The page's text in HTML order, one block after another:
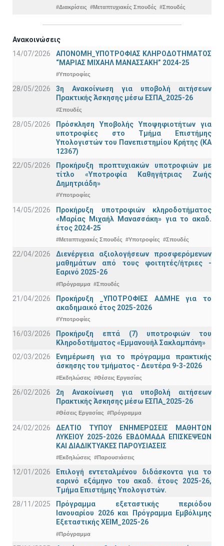
#Διακρίσεις #Μεταπτυχιακές Σπουδές #Σπουδές
Ανακοινώσεις
14/07/2026
ΑΠΟΝΟΜΗ_ΥΠΟΤΡΟΦΙΑΣ ΚΛΗΡΟΔΟΤΗΜΑΤΟΣ
“ΜΑΡΙΑΣ ΜΙΧΑΗΛ ΜΑΝΑΣΣΑΚΗ” 2024-25
#Υποτροφίες
28/05/2026
3η Ανακοίνωση για υποβολή αιτήσεων
Πρακτικής Άσκησης μέσω ΕΣΠΑ_2025-26
#Σπουδές
28/05/2026
Πρόσκληση Υποβολής Υποψηφιοτήτων για
υποτροφίες στο Τμήμα Επιστήμης
Υπολογιστών του Πανεπιστημίου Κρήτης (ΚΑ
12367)
22/05/2026
Προκήρυξη προπτυχιακών υποτροφιών με
τίτλο «Υποτροφία Καθηγήτριας Ζωής
Δημητριάδη»
#Υποτροφίες
14/05/2026
Προκήρυξη υποτροφιών κληροδοτήματος
«Μαρίας Μιχαήλ Μανασσάκη» για το ακαδ.
έτος 2024-25
#Μεταπτυχιακές Σπουδές #Υποτροφίες #Σπουδές
22/04/2026
Διενέργεια αξιολογήσεων προσφερόμενων
μαθημάτων από τους φοιτητές/ήτριες -
Εαρινό 2025-26
#Πρόγραμμα #Σπουδές
21/04/2026
Προκήρυξη _ΥΠΟΤΡΟΦΙΕΣ ΑΔΜΗΕ για το
ακαδημαικό έτος 2025-2026
#Υποτροφίες
16/03/2026
Προκήρυξη επτά (7) υποτροφιών του
Κληροδοτήματος «Εμμανουήλ Σακλαμπάνη»
02/03/2026
Ενημέρωση για το πρόγραμμα πρακτικής
άσκησης του τμήματος - Δευτέρα 9-3-2026
#Εκδηλώσεις #Θέσεις Εργασίας
26/02/2026
2η Ανακοίνωση για υποβολή αιτήσεων
Πρακτικής Άσκησης μέσω ΕΣΠΑ_2025-26
#Θέσεις Εργασίας #Πρόγραμμα
24/02/2026
ΔΕΛΤΙΟ ΤΥΠΟΥ ΕΝΗΜΕΡΩΣΕΙΣ ΜΑΘΗΤΩΝ
ΛΥΚΕΙΟΥ 2025-2026 ΕΒΔΟΜΑΔΑ ΕΠΙΣΚΕΨΕΩΝ
ΚΑΙ ΔΙΑΔΙΚΤΥΑΚΕΣ ΠΑΡΟΥΣΙΑΣΕΙΣ
#Εκδηλώσεις #Παρουσιάσεις
12/01/2026
Επιλογή εντεταλμένου διδάσκοντα για το
εαρινό εξάμηνο του ακαδ. έτους 2025-26,
Τμήμα Επιστήμης Υπολογιστών.
28/11/2025
Πρόγραμμα εξεταστικής περιόδου
Ιανουαρίου 2026 και Πρόγραμμα Εμβόλιμης
Εξεταστικής ΧΕΙΜ_2025-26
#Πρόγραμμα